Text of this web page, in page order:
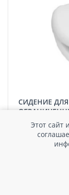
СИДЕНИЕ ДЛЯ УНИТАЗА ROCA LAOS ДЛЯ ЛЮДЕЙ С
ДЮРОПЛАСТ
В наличии
3003
Этот сайт